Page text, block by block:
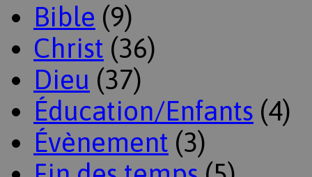
Bible (9)
Christ (36)
Dieu (37)
Éducation/Enfants (4)
Évènement (3)